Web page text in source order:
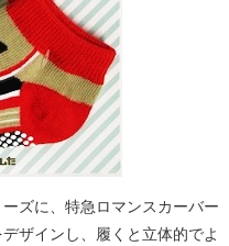
ズに、特急ロマンスカーバー
ザインし、履くと立体的でよ